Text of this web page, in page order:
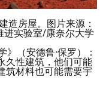
造房屋。图片来源：
实验室/康奈尔大学
》（安德鲁·保罗）：
久性建筑，他们可能
筑材料也可能需要宇